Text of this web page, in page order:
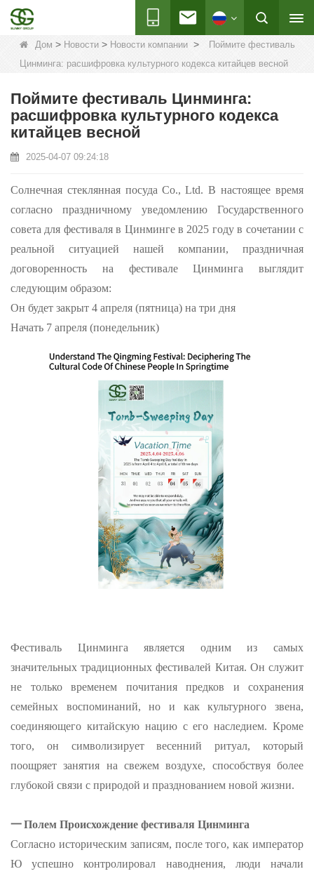
Дом > Новости> Новости компании>
Поймите фестиваль
Цинминга: расшифровка культурного кодекса китайцев весной
Поймите фестиваль Цинминга:
расшифровка культурного кодекса
китайцев весной
2025-04-07 09:24:18
Солнечная стеклянная посуда Co., Ltd. В настоящее время
согласно праздничному уведомлению Государственного
совета для фестиваля в Цинминге в 2025 году в сочетании с
реальной ситуацией нашей компании, праздничная
договоренность на фестивале Цинминга выглядит
следующим образом:
Он будет закрыт 4 апреля (пятница) на три дня
Начать 7 апреля (понедельник)
Фестиваль Цинминга является одним из самых
значительных традиционных фестивалей Китая. Он служит
не только временем почитания предков и сохранения
семейных воспоминаний, но и как культурного звена,
соединяющего китайскую нацию с его наследием. Кроме
того, он символизирует весенний ритуал, который
поощряет занятия на свежем воздухе, способствуя более
глубокой связи с природой и празднованием новой жизни.
一Полем Происхождение фестиваля Цинминга
Согласно историческим записям, после того, как император
Ю успешно контролировал наводнения, люди начали